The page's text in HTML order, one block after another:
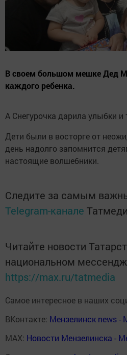
В своем большом мешке Дед
каждого ребенка.
А Снегурочка дарила улыбки
Дети были в восторге от
день надолго запомнится
настоящие волшебники.
Следите за самым
Telegram-канале
Читайте новости
национальном
https://max.ru/tatmedia
Самое интересное в наших
ВКонтакте: Мензелинск news -
MAX: Новости Мензелинска -